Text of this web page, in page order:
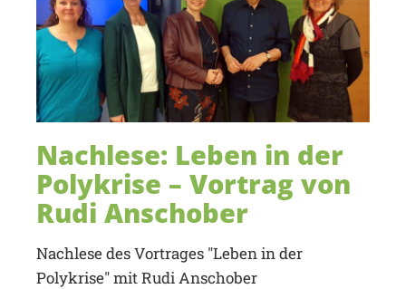
Nachlese: Leben in der
Polykrise – Vortrag von
Rudi Anschober
Nachlese des Vortrages "Leben in der
Polykrise" mit Rudi Anschober